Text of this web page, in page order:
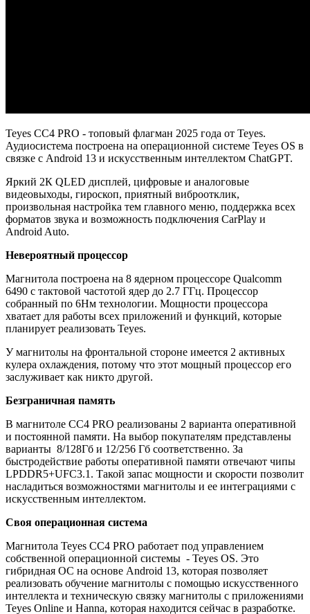
Teyes CC4 PRO - топовый флагман 2025 года от Teyes.
Аудиосистема построена на операционной системе Teyes OS в
связке с Android 13 и искусственным интеллектом ChatGPT.
Яркий 2К QLED дисплей, цифровые и аналоговые
видеовыходы, гироскоп, приятный виброотклик,
произвольная настройка тем главного меню, поддержка всех
форматов звука и возможность подключения CarPlay и
Android Auto.
Невероятный процессор
Магнитола построена на 8 ядерном процессоре Qualcomm
6490 c тактовой частотой ядер до 2.7 ГГц. Процессор
собранный по 6Нм технологии. Мощности процессора
хватает для работы всех приложений и функций, которые
планирует реализовать Teyes.
У магнитолы на фронтальной стороне имеется 2 активных
кулера охлаждения, потому что этот мощный процессор его
заслуживает как никто другой.
Безграничная память
В магнитоле CC4 PRO реализованы 2 варианта оперативной
и постоянной памяти. На выбор покупателям представлены
варианты 8/128Гб и 12/256 Гб соответственно. За
быстродействие работы оперативной памяти отвечают чипы
LPDDR5+UFC3.1. Такой запас мощности и скорости позволит
насладиться возможностями магнитолы и ее интеграциями с
искусственным интеллектом.
Своя операционная система
Магнитола Teyes CC4 PRO работает под управлением
собственной операционной системы - Teyes OS. Это
гибридная ОС на основе Android 13, которая позволяет
реализовать обучение магнитолы с помощью искусственного
интеллекта и техническую связку магнитолы с приложениями
Teyes Online и Hanna, которая находится сейчас в разработке.